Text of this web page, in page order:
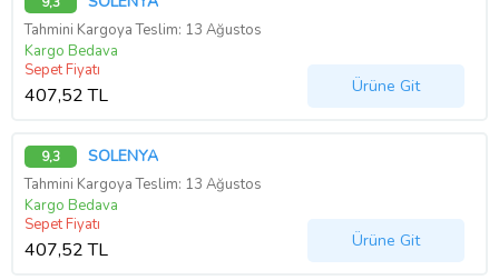
Tahmini Kargoya Teslim: 13 Ağustos
Kargo Bedava
Sepet Fiyatı
407,52 TL Ürüne Git
9,3 SOLENYA
Tahmini Kargoya Teslim: 13 Ağustos
Kargo Bedava
Sepet Fiyatı
407,52 TL Ürüne Git